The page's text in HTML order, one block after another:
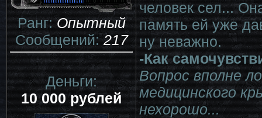
Ранг:Опытный
Сообщений:217
Деньги:
10 000 рублей
человек сел...
память ей уже
ну неважно.
-Как
Вопрос вполне
медицинского
нехорошо...